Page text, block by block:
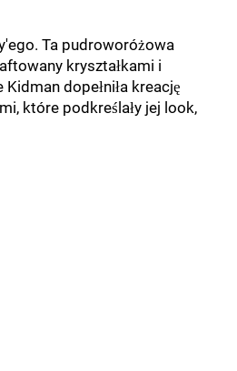
Ta pudroworóżowa
kryształkami i
dopełniła kreację
które podkreślały jej look,